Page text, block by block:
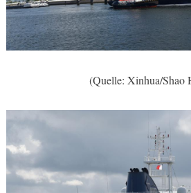
(Quelle: Xinhua/Shao